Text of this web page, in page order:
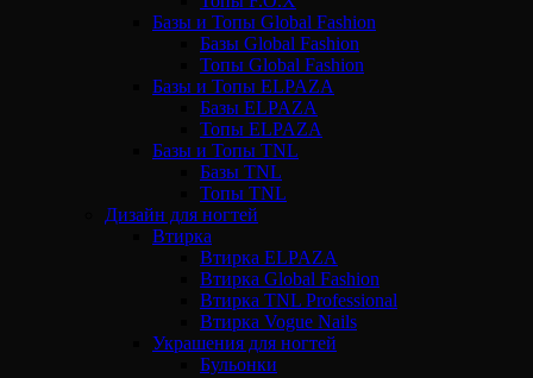
Базы и Топы Global Fashion
Базы Global Fashion
Топы Global Fashion
Базы и Топы ELPAZA
Базы ELPAZA
Топы ELPAZA
Базы и Топы TNL
Базы TNL
Топы TNL
Дизайн для ногтей
Втирка
Втирка ELPAZA
Втирка Global Fashion
Втирка TNL Professional
Втирка Vogue Nails
Украшения для ногтей
Бульонки